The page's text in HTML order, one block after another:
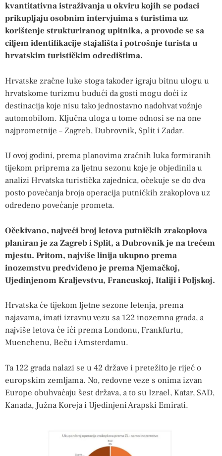
kvantitativna istraživanja u okviru kojih se podaci
prikupljaju osobnim intervjuima s turistima uz
korištenje strukturiranog upitnika, a provode se sa
ciljem identifikacije stajališta i potrošnje turista u
hrvatskim turističkim odredištima.
Hrvatske zračne luke stoga također igraju bitnu ulogu u
hrvatskome turizmu budući da gosti mogu doći iz
destinacija koje nisu tako jednostavno nadohvat vožnje
automobilom. Ključna uloga u tome odnosi se na one
najprometnije – Zagreb, Dubrovnik, Split i Zadar.
U ovoj godini, prema planovima zračnih luka formiranih
tijekom priprema za ljetnu sezonu koje je objedinila u
analizi Hrvatska turistička zajednica, očekuje se do dva
posto povećanja broja operacija putničkih zrakoplova uz
određeno povećanje prometa.
Očekivano, najveći broj letova putničkih zrakoplova
planiran je za Zagreb i Split, a Dubrovnik je na trećem
mjestu. Pritom, najviše linija ukupno prema
inozemstvu predviđeno je prema Njemačkoj,
Ujedinjenom Kraljevstvu, Francuskoj, Italiji i Poljskoj.
Hrvatska će tijekom ljetne sezone letenja, prema
najavama, imati izravnu vezu sa 122 inozemna grada, a
najviše letova će ići prema Londonu, Frankfurtu,
Muenchenu, Beču i Amsterdamu.
Ta 122 grada nalazi se u 42 države i pretežito je riječ o
europskim zemljama. No, redovne veze s onima izvan
Europe obuhvaćaju šest država, a to su Izrael, Katar, SAD,
Kanada, Južna Koreja i Ujedinjeni Arapski Emirati.